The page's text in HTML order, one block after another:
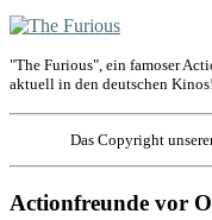
"The Furious", ein famoser
aktuell in den deutschen
Das Copyright
Actionfreunde vor